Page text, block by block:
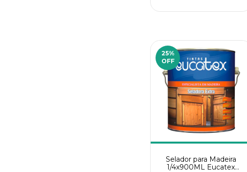
25%
OFF
Selador para Madeira
1/4x900ML Eucatex